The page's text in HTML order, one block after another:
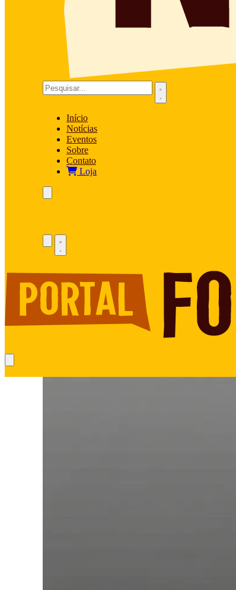
Início
Notícias
Eventos
Sobre
Contato
Loja